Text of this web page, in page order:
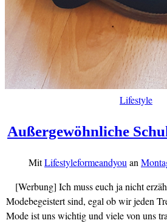
Lifestyle
Außergewöhnliche
MitLifestyleformeandyou an
[Werbung] Ich muss euch ja nicht
Modebegeistert sind, egal ob wir jeden
Mode ist uns wichtig und viele von uns